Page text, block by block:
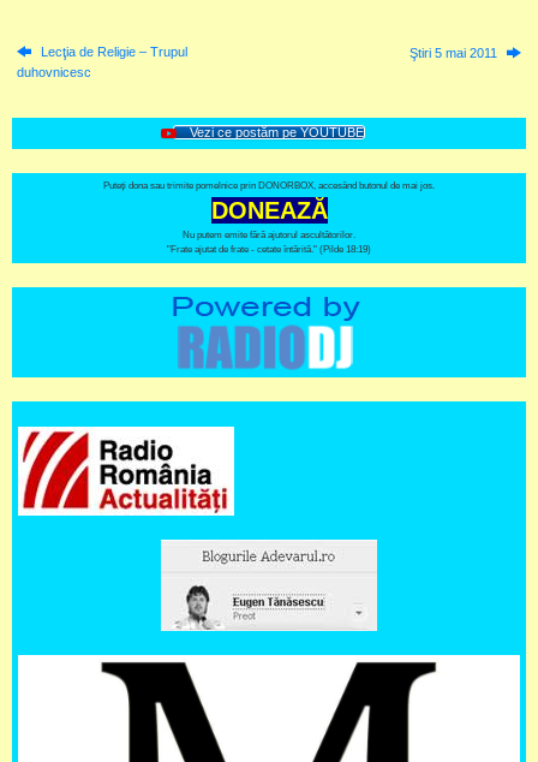
Lecţia de Religie – Trupul
duhovnicesc
Ştiri 5 mai 2011
Vezi ce postăm pe YOUTUBE
Puteți dona sau trimite pomelnice prin DONORBOX, accesând butonul de mai jos.
DONEAZĂ
Nu putem emite fără ajutorul ascultătorilor.
"Frate ajutat de frate - cetate întărită." (Pilde 18:19)